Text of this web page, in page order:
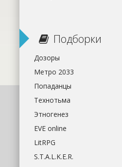
Подборки
Дозоры
Метро 2033
Попаданцы
Технотьма
Этногенез
EVE online
LitRPG
S.T.A.L.K.E.R.